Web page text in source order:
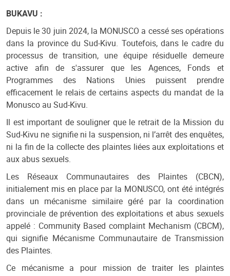
BUKAVU :
Depuis le 30 juin 2024, la MONUSCO a cessé ses opérations
dans la province du Sud-Kivu. Toutefois, dans le cadre du
processus de transition, une équipe résiduelle demeure
active afin de s'assurer que les Agences, Fonds et
Programmes des Nations Unies puissent prendre
efficacement le relais de certains aspects du mandat de la
Monusco au Sud-Kivu.
Il est important de souligner que le retrait de la Mission du
Sud-Kivu ne signifie ni la suspension, ni l’arrêt des enquêtes,
ni la fin de la collecte des plaintes liées aux exploitations et
aux abus sexuels.
Les Réseaux Communautaires des Plaintes (CBCN),
initialement mis en place par la MONUSCO, ont été intégrés
dans un mécanisme similaire géré par la coordination
provinciale de prévention des exploitations et abus sexuels
appelé : Community Based complaint Mechanism (CBCM),
qui signifie Mécanisme Communautaire de Transmission
des Plaintes.
Ce mécanisme a pour mission de traiter les plaintes